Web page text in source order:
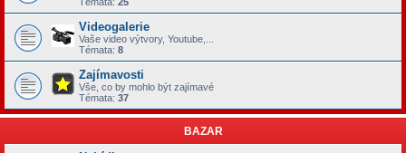
Videogalerie
Vaše video výtvory, Youtube,...
Témata: 8
Zajímavosti
Vše, co by mohlo být zajímavé
Témata: 37
BAZAR